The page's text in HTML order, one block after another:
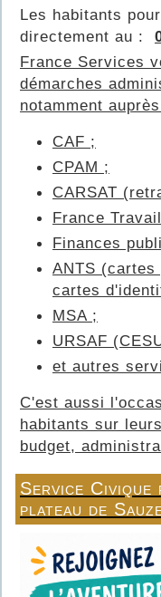
Les habitants
directement au :
France Services
démarches
notamment
CAF ;
CPAM ;
CARSAT
France
Finances
ANTS
cartes
MSA ;
URSAF
et autres
C'est aussi
habitants sur
budget,
Service
plateau de